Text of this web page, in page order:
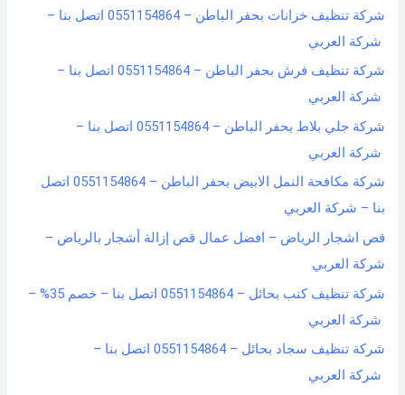
شركة تنظيف خزانات بحفر الباطن – 0551154864 اتصل بنا –
شركة العربي
شركة تنظيف فرش بحفر الباطن – 0551154864 اتصل بنا –
شركة العربي
شركة جلي بلاط بحفر الباطن – 0551154864 اتصل بنا –
شركة العربي
شركة مكافحة النمل الابيض بحفر الباطن – 0551154864 اتصل
بنا – شركة العربي
قص اشجار الرياض – افضل عمال قص إزالة أشجار بالرياض –
شركة العربي
شركة تنظيف كنب بحائل – 0551154864 اتصل بنا – خصم 35% –
شركة العربي
شركة تنظيف سجاد بحائل – 0551154864 اتصل بنا –
شركة العربي